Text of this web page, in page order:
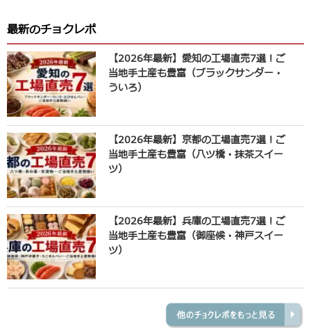
最新のチョクレポ
【2026年最新】愛知の工場直売7選！ご
当地手土産も豊富（ブラックサンダー・
ういろ）
【2026年最新】京都の工場直売7選！ご
当地手土産も豊富（八ツ橋・抹茶スイー
ツ）
【2026年最新】兵庫の工場直売7選！ご
当地手土産も豊富（御座候・神戸スイー
ツ）